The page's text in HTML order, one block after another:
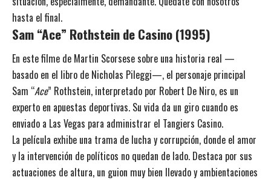
hasta el final.
Sam “Ace” Rothstein de Casino(1995)
En este filme de Martin Scorsese sobre una historia real —
basado en el libro de Nicholas Pileggi—, el personaje principal
Sam “Ace” Rothstein, interpretado por Robert De Niro, es un
experto en apuestas deportivas. Su vida da un giro cuando es
enviado a Las Vegas para administrar el Tangiers Casino.
La película exhibe una trama de lucha y corrupción, donde el amor
y la intervención de políticos no quedan de lado. Destaca por sus
actuaciones de altura, un guion muy bien llevado y ambientaciones